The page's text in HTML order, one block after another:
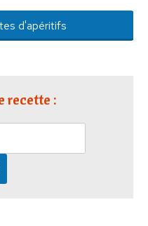
d'apéritifs
recette :